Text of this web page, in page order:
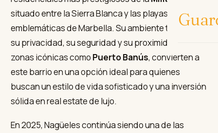
situado entre la Sierra Blanca y las playas más
emblemáticas de Marbella. Su ambiente tranquilo,
su privacidad, su seguridad y su proximidad a
zonas icónicas como Puerto Banús, convierten a
este barrio en una opción ideal para quienes
buscan un estilo de vida sofisticado y una inversión
sólida en real estate de lujo.
En 2025, Nagüeles continúa siendo una de las